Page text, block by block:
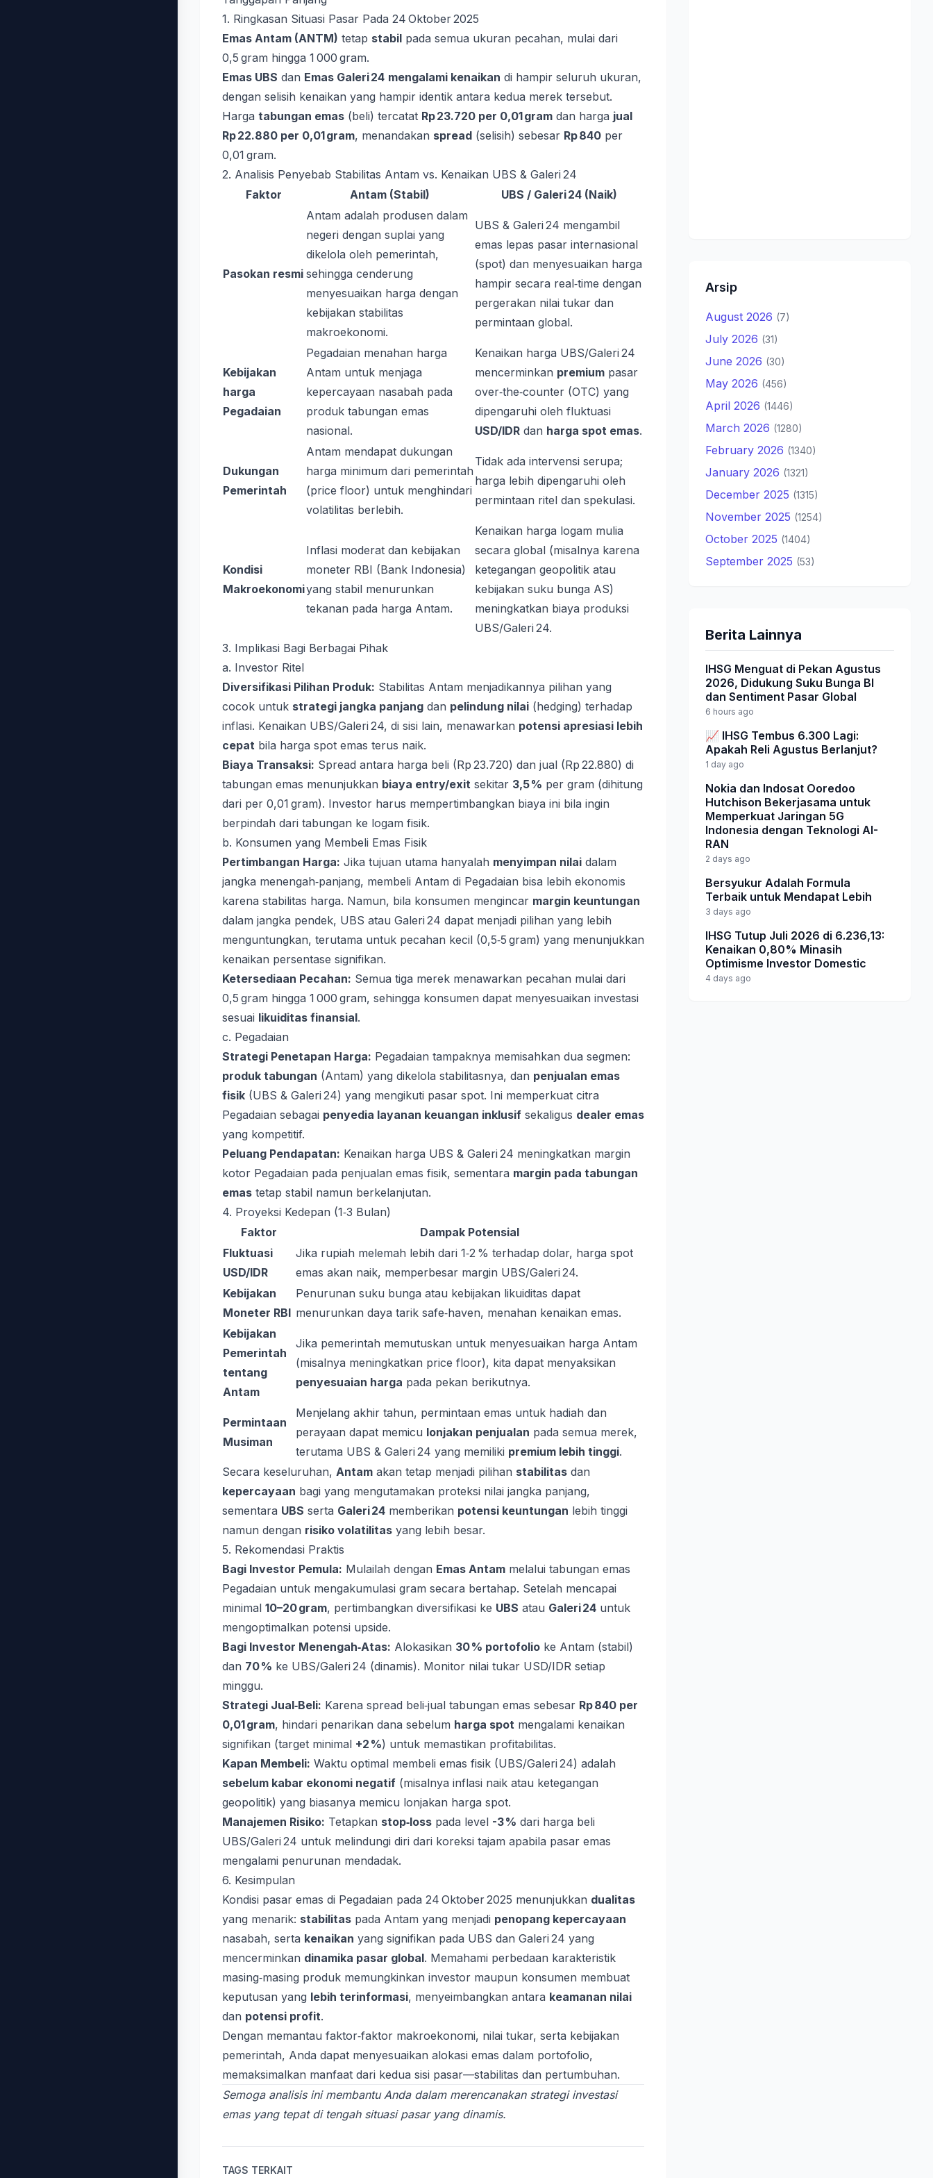
1. Ringkasan Situasi Pasar Pada 24 Oktober 2025
Emas Antam (ANTM) tetap stabil pada semua ukuran pecahan, mulai dari
0,5 gram hingga 1 000 gram.
Emas UBS dan Emas Galeri 24 mengalami kenaikan di hampir seluruh ukuran,
dengan selisih kenaikan yang hampir identik antara kedua merek tersebut.
Harga tabungan emas (beli) tercatat Rp 23.720 per 0,01 gram dan harga jual
Rp 22.880 per 0,01 gram, menandakan spread (selisih) sebesar Rp 840 per
0,01 gram.
2. Analisis Penyebab Stabilitas Antam vs. Kenaikan UBS & Galeri 24
Faktor
Antam (Stabil) UBS / Galeri 24 (Naik)
Pasokan resmi
Antam adalah produsen dalam
negeri dengan suplai yang
dikelola oleh pemerintah,
sehingga cenderung
menyesuaikan harga dengan
kebijakan stabilitas
makroekonomi.
UBS & Galeri 24 mengambil
emas lepas pasar internasional
(spot) dan menyesuaikan harga
hampir secara real‑time dengan
pergerakan nilai tukar dan
permintaan global.
Kebijakan
harga
Pegadaian
Pegadaian menahan harga
Antam untuk menjaga
kepercayaan nasabah pada
produk tabungan emas
nasional.
Kenaikan harga UBS/Galeri 24
mencerminkan premium pasar
over‑the‑counter (OTC) yang
dipengaruhi oleh fluktuasi
USD/IDR dan harga spot emas.
Dukungan
Pemerintah
Antam mendapat dukungan
harga minimum dari pemerintah
(price floor) untuk menghindari
volatilitas berlebih.
Tidak ada intervensi serupa;
harga lebih dipengaruhi oleh
permintaan ritel dan spekulasi.
Kondisi
Makroekonomi
Inflasi moderat dan kebijakan
moneter RBI (Bank Indonesia)
yang stabil menurunkan
tekanan pada harga Antam.
Kenaikan harga logam mulia
secara global (misalnya karena
ketegangan geopolitik atau
kebijakan suku bunga AS)
meningkatkan biaya produksi
UBS/Galeri 24.
3. Implikasi Bagi Berbagai Pihak
a. Investor Ritel
Diversifikasi Pilihan Produk: Stabilitas Antam menjadikannya pilihan yang
cocok untuk strategi jangka panjang dan pelindung nilai (hedging) terhadap
inflasi. Kenaikan UBS/Galeri 24, di sisi lain, menawarkan potensi apresiasi lebih
cepat bila harga spot emas terus naik.
Biaya Transaksi: Spread antara harga beli (Rp 23.720) dan jual (Rp 22.880) di
tabungan emas menunjukkan biaya entry/exit sekitar 3,5 % per gram (dihitung
dari per 0,01 gram). Investor harus mempertimbangkan biaya ini bila ingin
berpindah dari tabungan ke logam fisik.
b. Konsumen yang Membeli Emas Fisik
Pertimbangan Harga: Jika tujuan utama hanyalah menyimpan nilai dalam
jangka menengah‑panjang, membeli Antam di Pegadaian bisa lebih ekonomis
karena stabilitas harga. Namun, bila konsumen mengincar margin keuntungan
dalam jangka pendek, UBS atau Galeri 24 dapat menjadi pilihan yang lebih
menguntungkan, terutama untuk pecahan kecil (0,5‑5 gram) yang menunjukkan
kenaikan persentase signifikan.
Ketersediaan Pecahan: Semua tiga merek menawarkan pecahan mulai dari
0,5 gram hingga 1 000 gram, sehingga konsumen dapat menyesuaikan investasi
sesuai likuiditas finansial.
c. Pegadaian
Strategi Penetapan Harga: Pegadaian tampaknya memisahkan dua segmen:
produk tabungan (Antam) yang dikelola stabilitasnya, dan penjualan emas
fisik (UBS & Galeri 24) yang mengikuti pasar spot. Ini memperkuat citra
Pegadaian sebagai penyedia layanan keuangan inklusif sekaligus dealer emas
yang kompetitif.
Peluang Pendapatan: Kenaikan harga UBS & Galeri 24 meningkatkan margin
kotor Pegadaian pada penjualan emas fisik, sementara margin pada tabungan
emas tetap stabil namun berkelanjutan.
4. Proyeksi Kedepan (1‑3 Bulan)
Faktor
Dampak Potensial
Fluktuasi
USD/IDR
Jika rupiah melemah lebih dari 1‑2 % terhadap dolar, harga spot
emas akan naik, memperbesar margin UBS/Galeri 24.
Kebijakan
Moneter RBI
Penurunan suku bunga atau kebijakan likuiditas dapat
menurunkan daya tarik safe‑haven, menahan kenaikan emas.
Kebijakan
Pemerintah
tentang
Antam
Jika pemerintah memutuskan untuk menyesuaikan harga Antam
(misalnya meningkatkan price floor), kita dapat menyaksikan
penyesuaian harga pada pekan berikutnya.
Permintaan
Musiman
Menjelang akhir tahun, permintaan emas untuk hadiah dan
perayaan dapat memicu lonjakan penjualan pada semua merek,
terutama UBS & Galeri 24 yang memiliki premium lebih tinggi.
Secara keseluruhan, Antam akan tetap menjadi pilihan stabilitas dan
kepercayaan bagi yang mengutamakan proteksi nilai jangka panjang,
sementara UBS serta Galeri 24 memberikan potensi keuntungan lebih tinggi
namun dengan risiko volatilitas yang lebih besar.
5. Rekomendasi Praktis
Bagi Investor Pemula: Mulailah dengan Emas Antam melalui tabungan emas
Pegadaian untuk mengakumulasi gram secara bertahap. Setelah mencapai
minimal 10–20 gram, pertimbangkan diversifikasi ke UBS atau Galeri 24 untuk
mengoptimalkan potensi upside.
Bagi Investor Menengah‑Atas: Alokasikan 30 % portofolio ke Antam (stabil)
dan 70 % ke UBS/Galeri 24 (dinamis). Monitor nilai tukar USD/IDR setiap
minggu.
Strategi Jual‑Beli: Karena spread beli‑jual tabungan emas sebesar Rp 840 per
0,01 gram, hindari penarikan dana sebelum harga spot mengalami kenaikan
signifikan (target minimal +2 %) untuk memastikan profitabilitas.
Kapan Membeli: Waktu optimal membeli emas fisik (UBS/Galeri 24) adalah
sebelum kabar ekonomi negatif (misalnya inflasi naik atau ketegangan
geopolitik) yang biasanya memicu lonjakan harga spot.
Manajemen Risiko: Tetapkan stop‑loss pada level -3 % dari harga beli
UBS/Galeri 24 untuk melindungi diri dari koreksi tajam apabila pasar emas
mengalami penurunan mendadak.
6. Kesimpulan
Kondisi pasar emas di Pegadaian pada 24 Oktober 2025 menunjukkan dualitas
yang menarik: stabilitas pada Antam yang menjadi penopang kepercayaan
nasabah, serta kenaikan yang signifikan pada UBS dan Galeri 24 yang
mencerminkan dinamika pasar global. Memahami perbedaan karakteristik
masing‑masing produk memungkinkan investor maupun konsumen membuat
keputusan yang lebih terinformasi, menyeimbangkan antara keamanan nilai
dan potensi profit.
Dengan memantau faktor‑faktor makroekonomi, nilai tukar, serta kebijakan
pemerintah, Anda dapat menyesuaikan alokasi emas dalam portofolio,
memaksimalkan manfaat dari kedua sisi pasar—stabilitas dan pertumbuhan.
Semoga analisis ini membantu Anda dalam merencanakan strategi investasi
emas yang tepat di tengah situasi pasar yang dinamis.
TAGS TERKAIT
Arsip
August 2026 (7)
July 2026 (31)
June 2026 (30)
May 2026 (456)
April 2026 (1446)
March 2026 (1280)
February 2026 (1340)
January 2026 (1321)
December 2025 (1315)
November 2025 (1254)
October 2025 (1404)
September 2025 (53)
Berita Lainnya
IHSG Menguat di Pekan Agustus
2026, Didukung Suku Bunga BI
dan Sentiment Pasar Global
6 hours ago
📈 IHSG Tembus 6.300 Lagi:
Apakah Reli Agustus Berlanjut?
1 day ago
Nokia dan Indosat Ooredoo
Hutchison Bekerjasama untuk
Memperkuat Jaringan 5G
Indonesia dengan Teknologi AI-
RAN
2 days ago
Bersyukur Adalah Formula
Terbaik untuk Mendapat Lebih
3 days ago
IHSG Tutup Juli 2026 di 6.236,13:
Kenaikan 0,80% Minasih
Optimisme Investor Domestic
4 days ago